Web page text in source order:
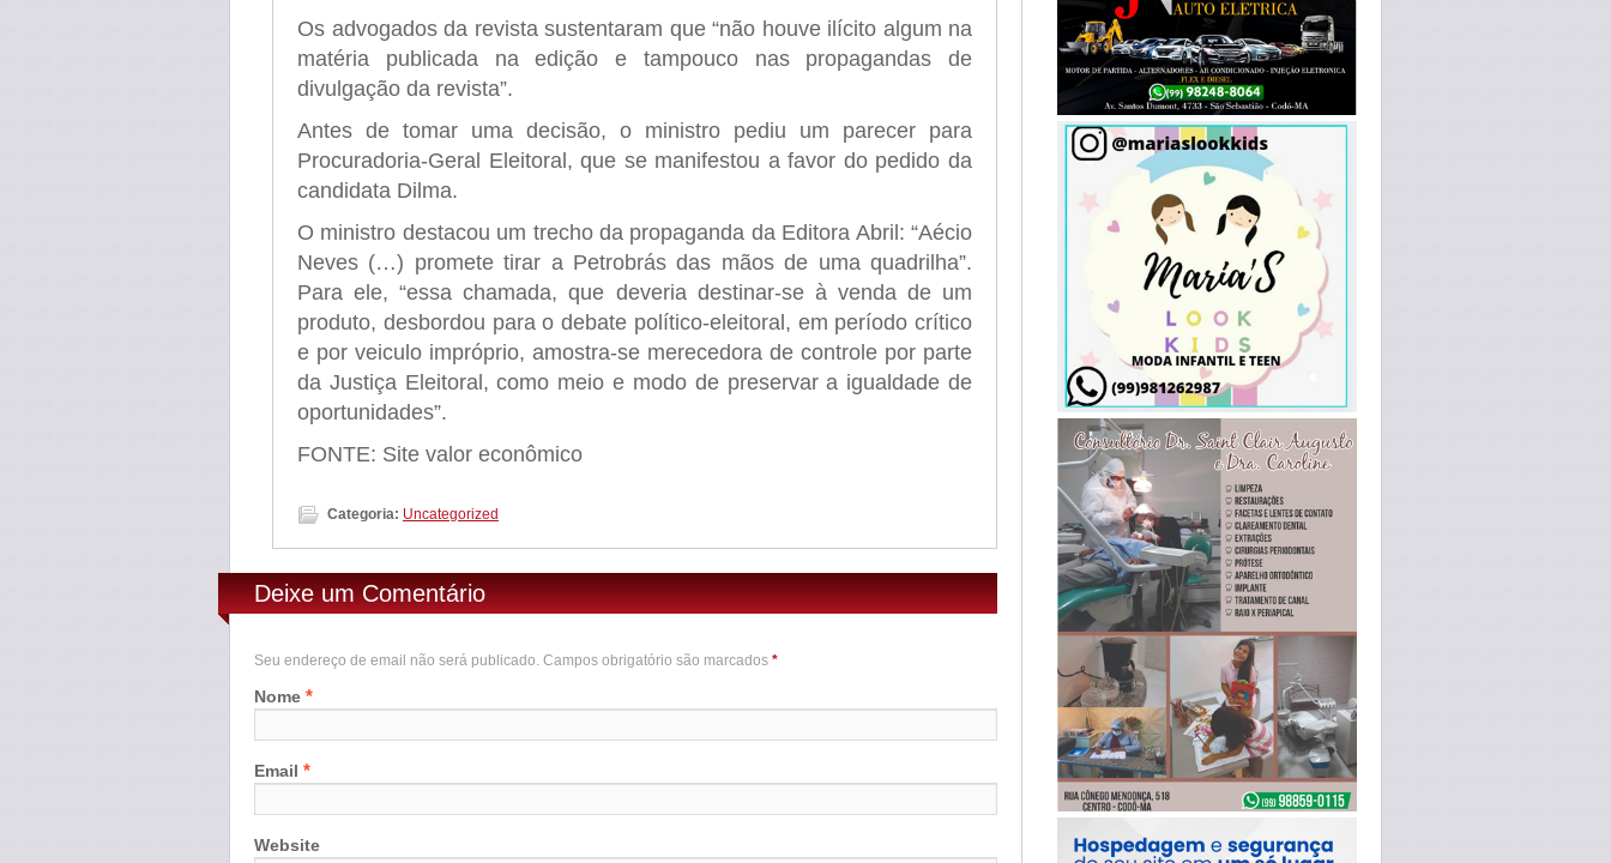
Os advogados da revista sustentaram que “não houve ilícito algum na
matéria publicada na edição e tampouco nas propagandas de
divulgação da revista”.
Antes de tomar uma decisão, o ministro pediu um parecer para
Procuradoria-Geral Eleitoral, que se manifestou a favor do pedido da
candidata Dilma.
O ministro destacou um trecho da propaganda da Editora Abril: “Aécio
Neves (…) promete tirar a Petrobrás das mãos de uma quadrilha”.
Para ele, “essa chamada, que deveria destinar-se à venda de um
produto, desbordou para o debate político-eleitoral, em período crítico
e por veiculo impróprio, amostra-se merecedora de controle por parte
da Justiça Eleitoral, como meio e modo de preservar a igualdade de
oportunidades”.
FONTE: Site valor econômico
Categoria: Uncategorized
Deixe um Comentário
Seu endereço de email não será publicado. Campos obrigatório são marcados *
Nome *
Email *
Website